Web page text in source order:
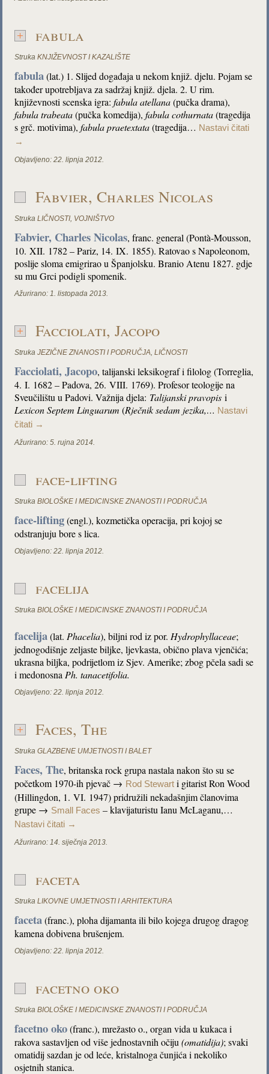
fabula
Struka KNJIŽEVNOST I KAZALIŠTE
fabula(lat.) 1. Slijed događaja u nekom knjiž. djelu. Pojam se
također upotrebljava za sadržaj knjiž. djela. 2. U rim.
književnosti scenska igra:fabula atellana(pučka drama),
fabula trabeata(pučka komedija),fabula cothurnata(tragedija
s grč. motivima),fabula praetextata(tragedija… Nastavi čitati
→
Objavljeno: 22. lipnja 2012.
Fabvier, Charles Nicolas
Struka LIČNOSTI, VOJNIŠTVO
Fabvier, Charles Nicolas, franc. general (Pontà-Mousson,
10. XII. 1782 – Pariz, 14. IX. 1855). Ratovao s Napoleonom,
poslije sloma emigrirao u Španjolsku. Branio Atenu 1827. gdje
su mu Grci podigli spomenik.
Ažurirano: 1. listopada 2013.
Facciolati, Jacopo
Struka JEZIČNE ZNANOSTI I PODRUČJA,LIČNOSTI
Facciolati, Jacopo, talijanski leksikograf i filolog (Torreglia,
4. I. 1682 – Padova, 26. VIII. 1769). Profesor teologije na
Sveučilištu u Padovi. Važnija djela: Talijanski pravopis i
Lexicon Septem Linguarum (Rječnik sedam jezika,… Nastavi
čitati →
Ažurirano: 5. rujna 2014.
face-lifting
Struka BIOLOŠKE I MEDICINSKE ZNANOSTI I PODRUČJA
face-lifting(engl.), kozmetička operacija, pri kojoj se
odstranjuju bore s lica.
Objavljeno: 22. lipnja 2012.
facelija
Struka BIOLOŠKE I MEDICINSKE ZNANOSTI I PODRUČJA
facelija(lat. Phacelia), biljni rod iz por. Hydrophyllaceae;
jednogodišnje zeljaste biljke, ljevkasta, obično plava vjenčića;
ukrasna biljka, podrijetlom iz Sjev. Amerike; zbog pčela sadi se
i medonosna Ph. tanacetifolia.
Objavljeno: 22. lipnja 2012.
Faces, The
Struka GLAZBENE UMJETNOSTI I BALET
Faces, The, britanska rock grupa nastala nakon što su se
početkom 1970-ih pjevač → Rod Stewart i gitarist Ron Wood
(Hillingdon, 1. VI. 1947) pridružili nekadašnjim članovima
grupe → Small Faces – klavijaturistu Ianu McLaganu,…
Nastavi čitati →
Ažurirano: 14. siječnja 2013.
faceta
Struka LIKOVNE UMJETNOSTI I ARHITEKTURA
faceta(franc.), ploha dijamanta ili bilo kojega drugog dragog
kamena dobivena brušenjem.
Objavljeno: 22. lipnja 2012.
facetno oko
Struka BIOLOŠKE I MEDICINSKE ZNANOSTI I PODRUČJA
facetno oko(franc.), mrežasto o., organ vida u kukaca i
rakova sastavljen od više jednostavnih očiju(omatidija); svaki
omatidij sazdan je od leće, kristalnoga čunjića i nekoliko
osjetnih stanica.